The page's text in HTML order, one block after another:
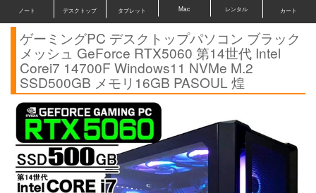
ノート デスクトップ タブレット Mac レンタル カート
ゲーミングPC デスクトップパソコン ブラック
メッシュ GeForce RTX5060 第14世代 Intel
Corei7 14700F Windows11 NVMe M.2
SSD500GB メモリ16GB PASOUL 煌